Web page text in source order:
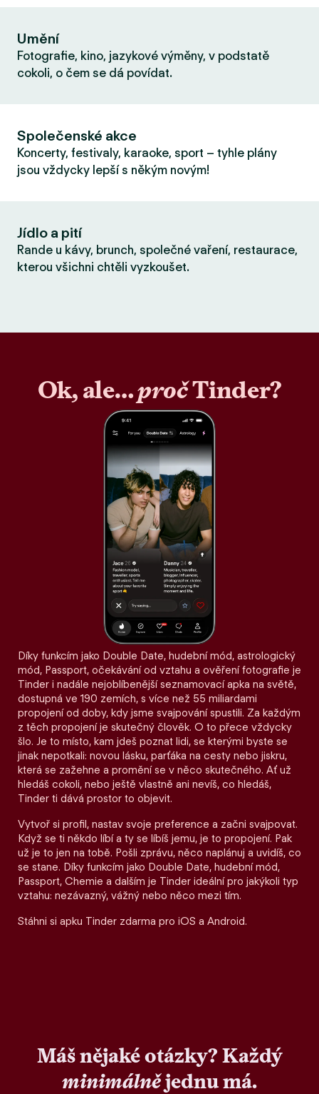
Umění
Fotografie, kino, jazykové výměny, v podstatě
cokoli, o čem se dá povídat.
Společenské akce
Koncerty, festivaly, karaoke, sport – tyhle plány
jsou vždycky lepší s někým novým!
Jídlo a pití
Rande u kávy, brunch, společné vaření, restaurace,
kterou všichni chtěli vyzkoušet.
Ok, ale…pročTinder?
Díky funkcím jako Double Date, hudební mód, astrologický
mód, Passport, očekávání od vztahu a ověření fotografie je
Tinder i nadále nejoblíbenější seznamovací apka na světě,
dostupná ve 190 zemích, s více než 55 miliardami
propojení od doby, kdy jsme svajpování spustili. Za každým
z těch propojení je skutečný člověk. O to přece vždycky
šlo. Je to místo, kam jdeš poznat lidi, se kterými byste se
jinak nepotkali: novou lásku, parťáka na cesty nebo jiskru,
která se zažehne a promění se v něco skutečného. Ať už
hledáš cokoli, nebo ještě vlastně ani nevíš, co hledáš,
Tinder ti dává prostor to objevit.
Vytvoř si profil, nastav svoje preference a začni svajpovat.
Když se ti někdo líbí a ty se líbíš jemu, je to propojení. Pak
už je to jen na tobě. Pošli zprávu, něco naplánuj a uvidíš, co
se stane. Díky funkcím jako Double Date, hudební mód,
Passport, Chemie a dalším je Tinder ideální pro jakýkoli typ
vztahu: nezávazný, vážný nebo něco mezi tím.
Stáhni si apku Tinder zdarma pro iOS a Android.
Máš nějaké otázky? Každý
minimálnějednu má.